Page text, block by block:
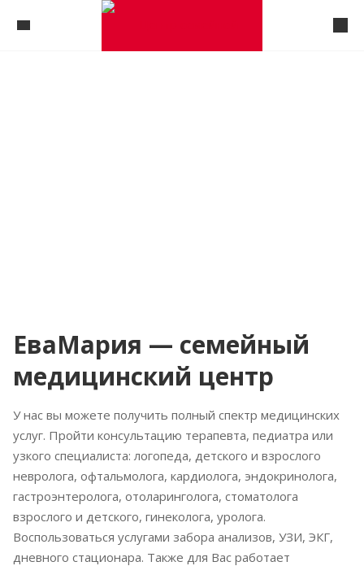
ЕваМария — семейный
медицинский центр
У нас вы можете получить полный спектр медицинских
услуг. Пройти консультацию терапевта, педиатра или
узкого специалиста: логопеда, детского и взрослого
невролога, офтальмолога, кардиолога, эндокринолога,
гастроэнтеролога, отоларинголога, стоматолога
взрослого и детского, гинеколога, уролога.
Воспользоваться услугами забора анализов, УЗИ, ЭКГ,
дневного стационара. Также для Вас работает